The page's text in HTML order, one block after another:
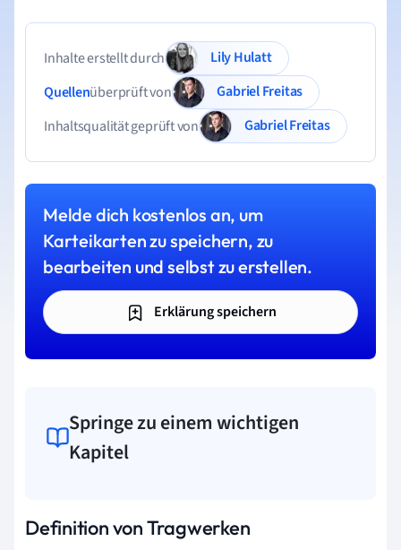
Inhalte erstellt durch
Lily Hulatt
Quellenüberprüft von
Gabriel Freitas
Inhaltsqualität geprüft von
Gabriel Freitas
Melde dich kostenlos an, um
Karteikarten zu speichern, zu
bearbeiten und selbst zu erstellen.
Erklärung speichern
Springe zu einem wichtigen
Kapitel
Definition von Tragwerken